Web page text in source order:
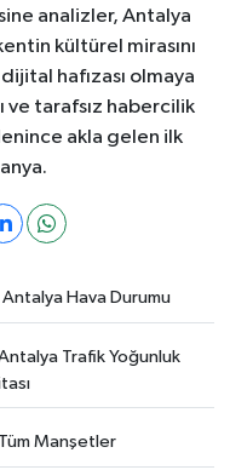
analizler, Antalya
kültürel mirasını
hafızası olmaya
ve tarafsız habercilik
akla gelen ilk
Antalya Hava Durumu
Trafik Yoğunluk
Tüm Manşetler